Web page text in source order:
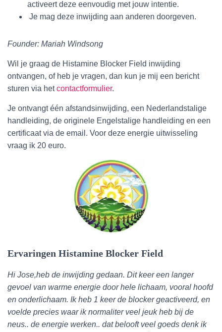
activeert deze eenvoudig met jouw intentie.
Je mag deze inwijding aan anderen doorgeven.
Founder: Mariah Windsong
Wil je graag de Histamine Blocker Field inwijding
ontvangen, of heb je vragen, dan kun je mij een bericht
sturen via het contactformulier.
Je ontvangt één afstandsinwijding, een Nederlandstalige
handleiding, de originele Engelstalige handleiding en een
certificaat via de email. Voor deze energie uitwisseling
vraag ik 20 euro.
Ervaringen Histamine Blocker Field
Hi Jose,heb de inwijding gedaan. Dit keer een langer
gevoel van warme energie door hele lichaam, vooral hoofd
en onderlichaam. Ik heb 1 keer de blocker geactiveerd, en
voelde precies waar ik normaliter veel jeuk heb bij de
neus.. de energie werken.. dat belooft veel goeds denk ik